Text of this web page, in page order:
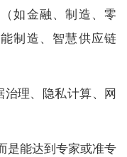
如金融、制造、零
制造、智慧供应链
理、隐私计算、网
是能达到专家或准专